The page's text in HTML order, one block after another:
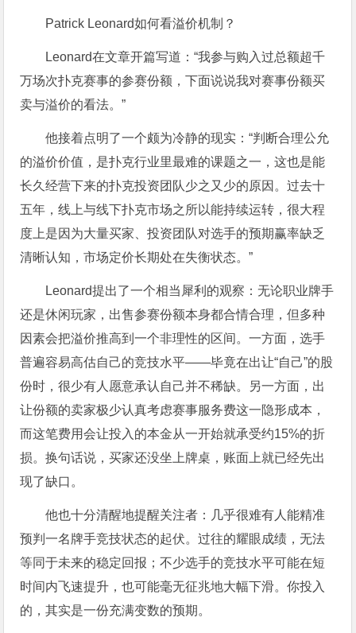
Patrick Leonard如何看溢价机制？
Leonard在文章开篇写道：“我参与购入过总额超千
万场次扑克赛事的参赛份额，下面说说我对赛事份额买
卖与溢价的看法。”
他接着点明了一个颇为冷静的现实：“判断合理公允
的溢价价值，是扑克行业里最难的课题之一，这也是能
长久经营下来的扑克投资团队少之又少的原因。过去十
五年，线上与线下扑克市场之所以能持续运转，很大程
度上是因为大量买家、投资团队对选手的预期赢率缺乏
清晰认知，市场定价长期处在失衡状态。”
Leonard提出了一个相当犀利的观察：无论职业牌手
还是休闲玩家，出售参赛份额本身都合情合理，但多种
因素会把溢价推高到一个非理性的区间。一方面，选手
普遍容易高估自己的竞技水平——毕竟在出让“自己”的股
份时，很少有人愿意承认自己并不稀缺。另一方面，出
让份额的卖家极少认真考虑赛事服务费这一隐形成本，
而这笔费用会让投入的本金从一开始就承受约15%的折
损。换句话说，买家还没坐上牌桌，账面上就已经先出
现了缺口。
他也十分清醒地提醒关注者：几乎很难有人能精准
预判一名牌手竞技状态的起伏。过往的耀眼成绩，无法
等同于未来的稳定回报；不少选手的竞技水平可能在短
时间内飞速提升，也可能毫无征兆地大幅下滑。你投入
的，其实是一份充满变数的预期。